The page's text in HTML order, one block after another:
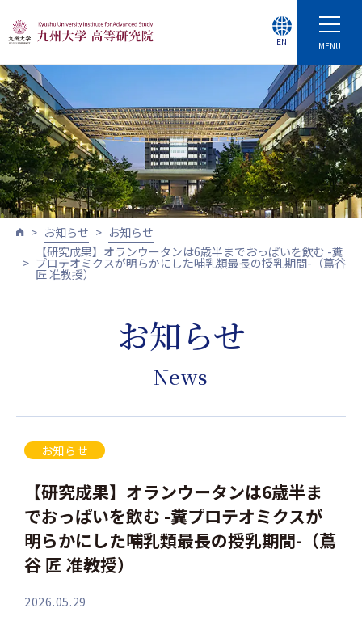
MENU
EN
お知らせ
お知らせ
【研究成果】オランウータンは6歳半までおっぱいを飲む -糞
プロテオミクスが明らかにした哺乳類最長の授乳期間-（蔦谷
匠 准教授）
お知らせ
News
お知らせ
【研究成果】オランウータンは6歳半ま
でおっぱいを飲む -糞プロテオミクスが
明らかにした哺乳類最長の授乳期間-（蔦
谷 匠 准教授）
2026.05.29